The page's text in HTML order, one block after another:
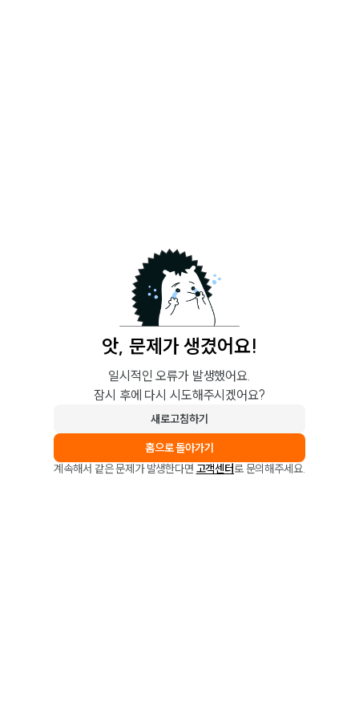
앗, 문제가 생겼어요!
일시적인 오류가 발생했어요.
잠시 후에 다시 시도해주시겠어요?
새로고침하기
홈으로 돌아가기
계속해서 같은 문제가 발생한다면 고객센터로 문의해주세요.